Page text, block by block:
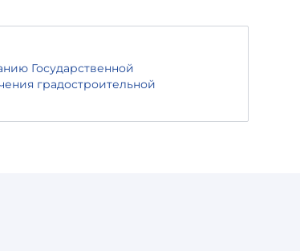
Государственной
градостроительной